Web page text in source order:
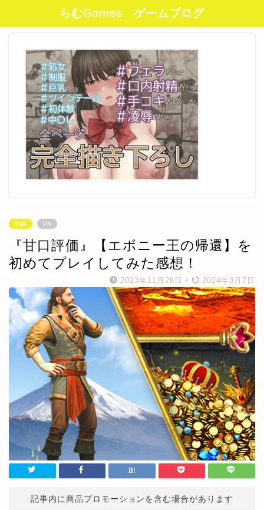
らむGames ゲームブログ
戦略 PR
『甘口評価』【エボニー王の帰還】を
初めてプレイしてみた感想！
2023年11月26日 / 2024年3月7日
記事内に商品プロモーションを含む場合があります